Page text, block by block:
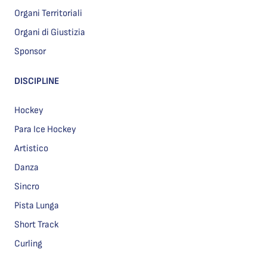
Organi Territoriali
Organi di Giustizia
Sponsor
DISCIPLINE
Hockey
Para Ice Hockey
Artistico
Danza
Sincro
Pista Lunga
Short Track
Curling